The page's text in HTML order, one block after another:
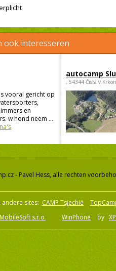
ook interesseren
vooral gericht op
en
w hond neem ...
autocamp
, 54344 Čistá v
- Pavel Hess, alle rechten
andere sites: CAMP Tsjechië
MobileSoft s.r.o WinPhone by